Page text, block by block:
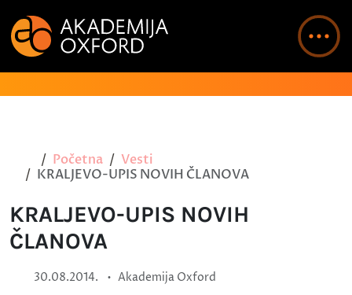
Početna
Vesti
KRALJEVO-UPIS NOVIH ČLANOVA
KRALJEVO-UPIS NOVIH
ČLANOVA
30.08.2014. • Akademija Oxford